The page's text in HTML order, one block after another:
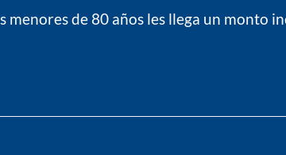
menores de 80 años les llega un monto